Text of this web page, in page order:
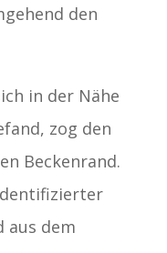
den
in der Nähe
zog den
Beckenrand.
aus dem